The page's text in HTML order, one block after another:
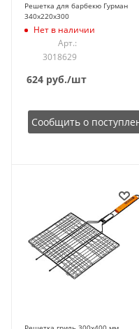
Решетка для барбекю Гурман
340х220х300
Нет в наличии
Арт.:
3018629
624 руб./шт
Сообщить о